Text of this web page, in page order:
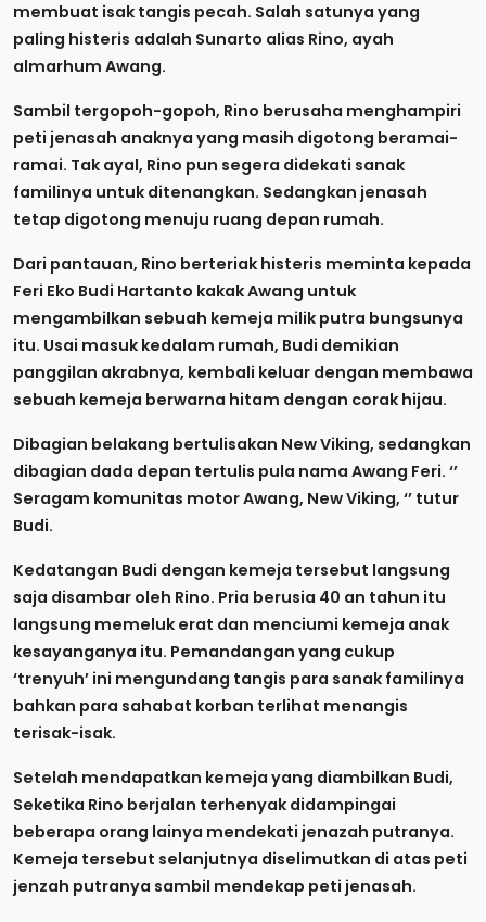
membuat isak tangis pecah. Salah satunya yang
paling histeris adalah Sunarto alias Rino, ayah
almarhum Awang.
Sambil tergopoh-gopoh, Rino berusaha menghampiri
peti jenasah anaknya yang masih digotong beramai-
ramai. Tak ayal, Rino pun segera didekati sanak
familinya untuk ditenangkan. Sedangkan jenasah
tetap digotong menuju ruang depan rumah.
Dari pantauan, Rino berteriak histeris meminta kepada
Feri Eko Budi Hartanto kakak Awang untuk
mengambilkan sebuah kemeja milik putra bungsunya
itu. Usai masuk kedalam rumah, Budi demikian
panggilan akrabnya, kembali keluar dengan membawa
sebuah kemeja berwarna hitam dengan corak hijau.
Dibagian belakang bertulisakan New Viking, sedangkan
dibagian dada depan tertulis pula nama Awang Feri. ‘’
Seragam komunitas motor Awang, New Viking, ‘’ tutur
Budi.
Kedatangan Budi dengan kemeja tersebut langsung
saja disambar oleh Rino. Pria berusia 40 an tahun itu
langsung memeluk erat dan menciumi kemeja anak
kesayanganya itu. Pemandangan yang cukup
‘trenyuh’ ini mengundang tangis para sanak familinya
bahkan para sahabat korban terlihat menangis
terisak-isak.
Setelah mendapatkan kemeja yang diambilkan Budi,
Seketika Rino berjalan terhenyak didampingai
beberapa orang lainya mendekati jenazah putranya.
Kemeja tersebut selanjutnya diselimutkan di atas peti
jenzah putranya sambil mendekap peti jenasah.